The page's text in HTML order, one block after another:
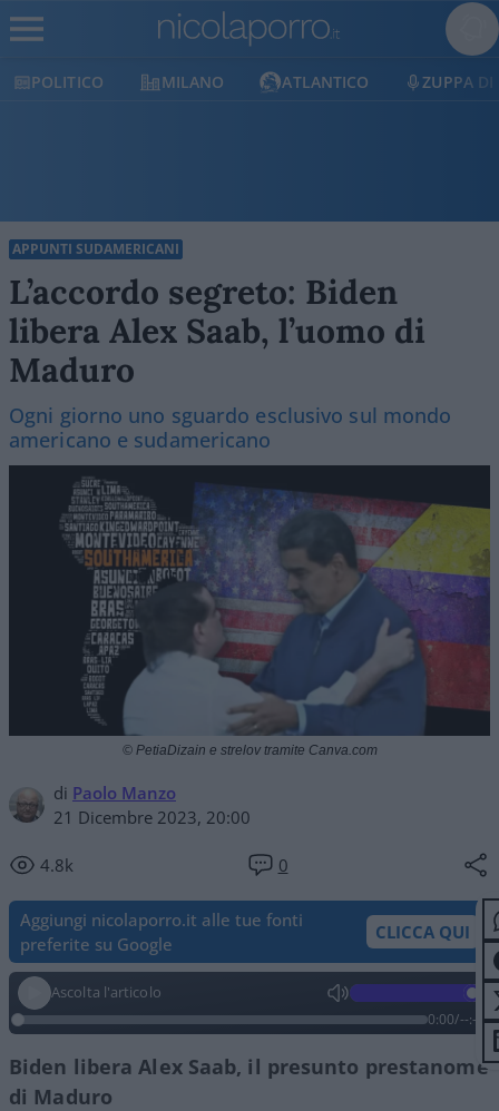
POLITICO MILANO ATLANTICO ZUPPA DI
APPUNTI SUDAMERICANI
L’accordo segreto: Biden
libera Alex Saab, l’uomo di
Maduro
Ogni giorno uno sguardo esclusivo sul mondo
americano e sudamericano
di Paolo Manzo
21 Dicembre 2023, 20:00
4.8k 0
© PetiaDizain e strelov tramite Canva.com
Aggiungi nicolaporro.it alle tue fonti
preferite su Google
CLICCA QUI
Ascolta l'articolo
0:00/--:--
Biden libera Alex Saab, il presunto prestanome
di Maduro